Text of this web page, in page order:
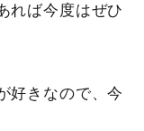
れば今度はぜひ
好きなので、今